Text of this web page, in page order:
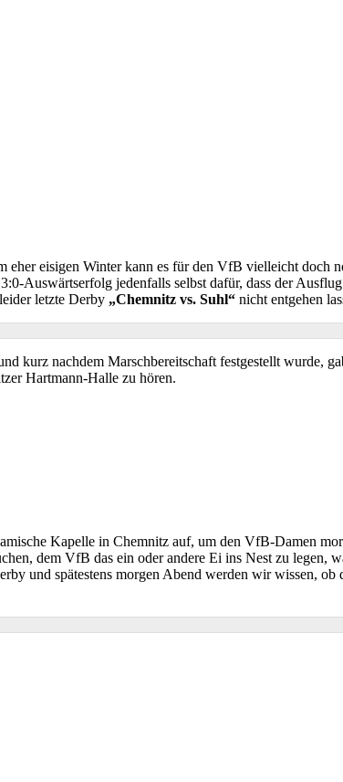
eisigen Winter kann es für den VfB vielleicht doch
Auswärtserfolg jedenfalls selbst dafür, dass der
letzte Derby
Chemnitz vs. Suhl nicht entgehen
kurz nachdem Marschbereitschaft festgestellt wurde,
Hartmann-Halle zu hören.
Kapelle in Chemnitz auf, um den VfB-Damen
dem VfB das ein oder andere Ei ins Nest zu legen,
und spätestens morgen Abend werden wir wissen,